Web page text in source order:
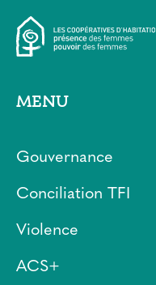
MENU
Gouvernance
Conciliation TFI
Violence
ACS+